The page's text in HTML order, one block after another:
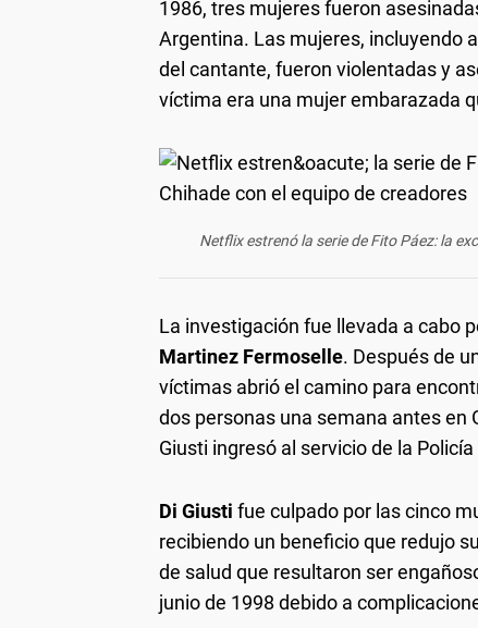
1986, tres mujeres fueron
Argentina. Las mujeres, incluyendo
del cantante, fueron violentadas y
víctima era una mujer embarazada
Netflix estrenó la serie de Fito Páez: la
La investigación fue llevada a cabo
Martinez Fermoselle. Después de
víctimas abrió el camino para
dos personas una semana antes en
Giusti ingresó al servicio de la
Di Giusti fue culpado por las cinco
recibiendo un beneficio que redujo
de salud que resultaron ser
junio de 1998 debido a